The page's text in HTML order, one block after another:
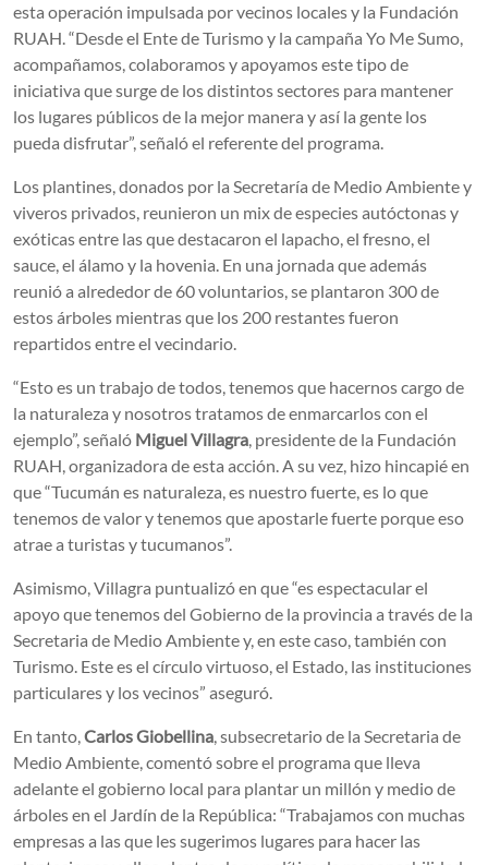
esta operación impulsada por vecinos locales y la Fundación
RUAH. “Desde el Ente de Turismo y la campaña Yo Me Sumo,
acompañamos, colaboramos y apoyamos este tipo de
iniciativa que surge de los distintos sectores para mantener
los lugares públicos de la mejor manera y así la gente los
pueda disfrutar”, señaló el referente del programa.
Los plantines, donados por la Secretaría de Medio Ambiente y
viveros privados, reunieron un mix de especies autóctonas y
exóticas entre las que destacaron el lapacho, el fresno, el
sauce, el álamo y la hovenia. En una jornada que además
reunió a alrededor de 60 voluntarios, se plantaron 300 de
estos árboles mientras que los 200 restantes fueron
repartidos entre el vecindario.
“Esto es un trabajo de todos, tenemos que hacernos cargo de
la naturaleza y nosotros tratamos de enmarcarlos con el
ejemplo”, señaló Miguel Villagra, presidente de la Fundación
RUAH, organizadora de esta acción. A su vez, hizo hincapié en
que “Tucumán es naturaleza, es nuestro fuerte, es lo que
tenemos de valor y tenemos que apostarle fuerte porque eso
atrae a turistas y tucumanos”.
Asimismo, Villagra puntualizó en que “es espectacular el
apoyo que tenemos del Gobierno de la provincia a través de la
Secretaria de Medio Ambiente y, en este caso, también con
Turismo. Este es el círculo virtuoso, el Estado, las instituciones
particulares y los vecinos” aseguró.
En tanto,Carlos Giobellina, subsecretario de la Secretaria de
Medio Ambiente, comentó sobre el programa que lleva
adelante el gobierno local para plantar un millón y medio de
árboles en el Jardín de la República: “Trabajamos con muchas
empresas a las que les sugerimos lugares para hacer las